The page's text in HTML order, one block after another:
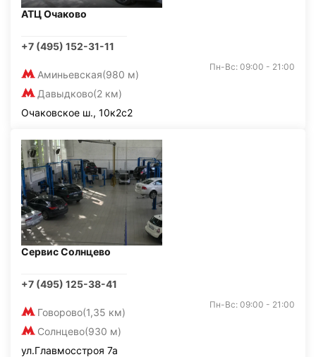
АТЦ Очаково
+7 (495) 152-31-11
Аминьевская(980 м)
Давыдково(2 км)
Пн-Вс: 09:00 - 21:00
Очаковское ш., 10к2с2
Сервис Солнцево
+7 (495) 125-38-41
Говорово(1,35 км)
Солнцево(930 м)
Пн-Вс: 09:00 - 21:00
ул.Главмосстроя 7а